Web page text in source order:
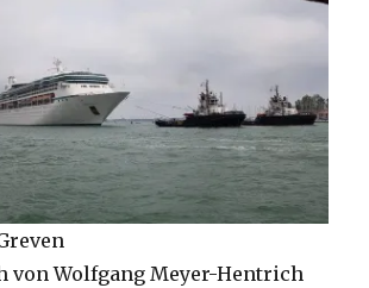
von Wolfgang Meyer-Hentrich